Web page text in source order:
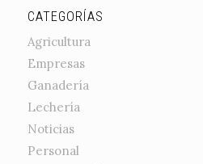
CATEGORÍAS
Agricultura
Empresas
Ganadería
Lechería
Noticias
Personal